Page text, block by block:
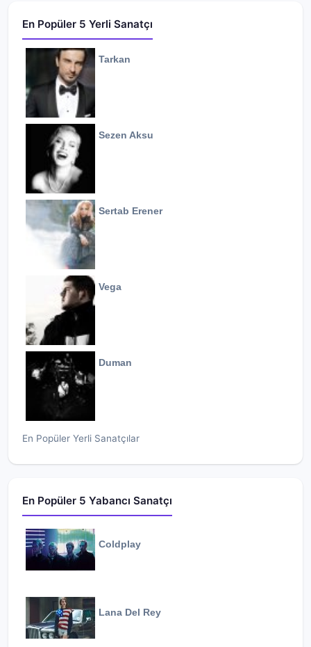
En Popüler 5 Yerli Sanatçı
Tarkan
Sezen Aksu
Sertab Erener
Vega
Duman
En Popüler Yerli Sanatçılar
En Popüler 5 Yabancı Sanatçı
Coldplay
Lana Del Rey